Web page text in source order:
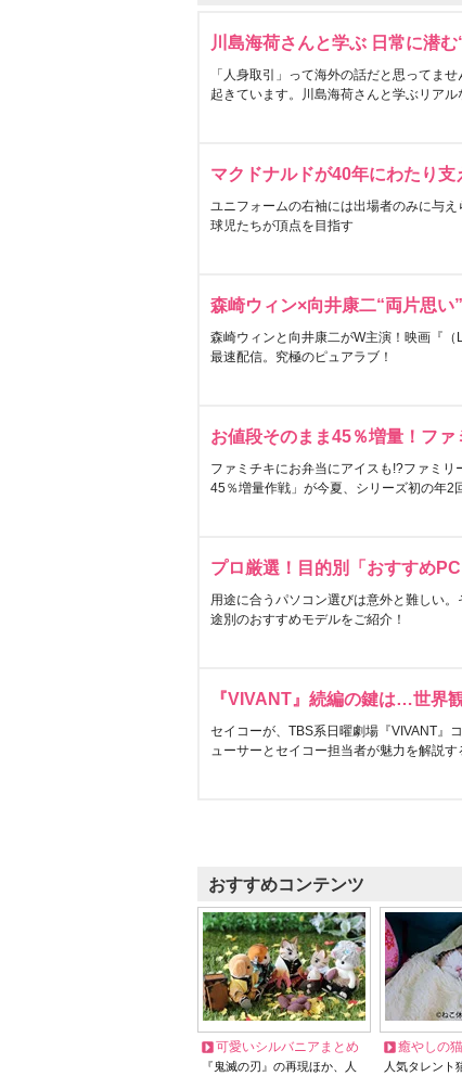
川島海荷さんと学ぶ 日常に潜
「人身取引」って海外の話だと思ってま
起きています。川島海荷さんと学ぶリアル
マクドナルドが40年にわたり支
ユニフォームの右袖には出場者のみに与
球児たちが頂点を目指す
森崎ウィン×向井康二“両片思い
森崎ウィンと向井康二がW主演！映画『
最速配信。究極のピュアラブ！
お値段そのまま45％増量！フ
ファミチキにお弁当にアイスも!?ファミ
45％増量作戦」が今夏、シリーズ初の年2
プロ厳選！目的別「おすすめ
用途に合うパソコン選びは意外と難しい
途別のおすすめモデルをご紹介！
『VIVANT』続編の鍵は…世界
セイコーが、TBS系日曜劇場『VIVANT』
ューサーとセイコー担当者が魅力を解説す
おすすめコンテンツ
可愛いシルバニアまとめ
『鬼滅の刃』の再現ほか、人
癒やしの
人気タレント